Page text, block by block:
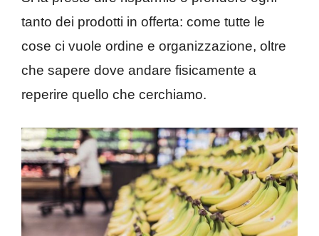
tanto dei prodotti in offerta: come tutte le
cose ci vuole ordine e organizzazione, oltre
che sapere dove andare fisicamente a
reperire quello che cerchiamo.